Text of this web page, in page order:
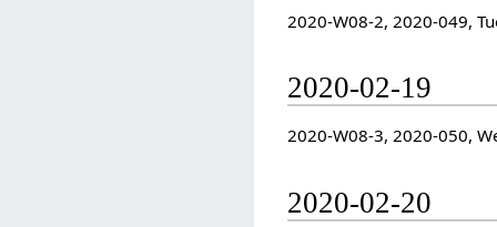
2020-W08-2, 2020-049,
2020-02-19
2020-W08-3, 2020-050,
2020-02-20